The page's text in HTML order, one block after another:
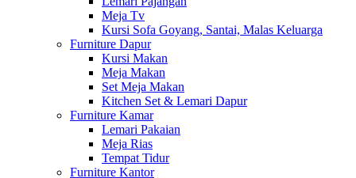
Meja Tv
Kursi Sofa Goyang, Santai, Malas Keluarga
Furniture Dapur
Kursi Makan
Meja Makan
Set Meja Makan
Kitchen Set & Lemari Dapur
Furniture Kamar
Lemari Pakaian
Meja Rias
Tempat Tidur
Furniture Kantor